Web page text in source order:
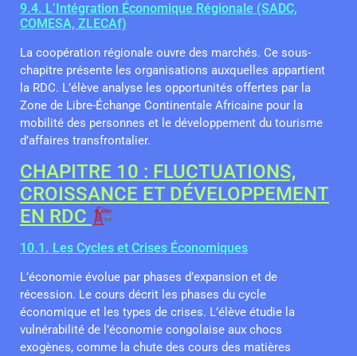
9.4. L’Intégration Économique Régionale (SADC,
COMESA, ZLECAf)
La coopération régionale ouvre des marchés. Ce sous-
chapitre présente les organisations auxquelles appartient
la RDC. L’élève analyse les opportunités offertes par la
Zone de Libre-Échange Continentale Africaine pour la
mobilité des personnes et le développement du tourisme
d’affaires transfrontalier.
CHAPITRE 10 : FLUCTUATIONS,
CROISSANCE ET DÉVELOPPEMENT
EN RDC
10.1. Les Cycles et Crises Économiques
L’économie évolue par phases d’expansion et de
récession. Le cours décrit les phases du cycle
économique et les types de crises. L’élève étudie la
vulnérabilité de l’économie congolaise aux chocs
exogènes, comme la chute des cours des matières